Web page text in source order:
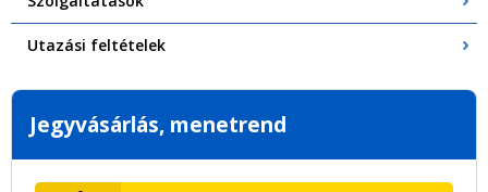
Utazási feltételek
Jegyvásárlás, menetrend